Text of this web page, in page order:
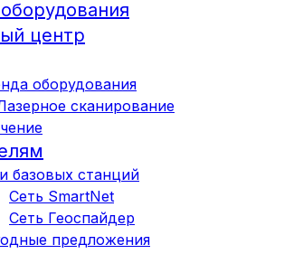
центр
оборудования
сканирование
базовых станций
Сеть SmartNet
Сеть Геоспайдер
предложения